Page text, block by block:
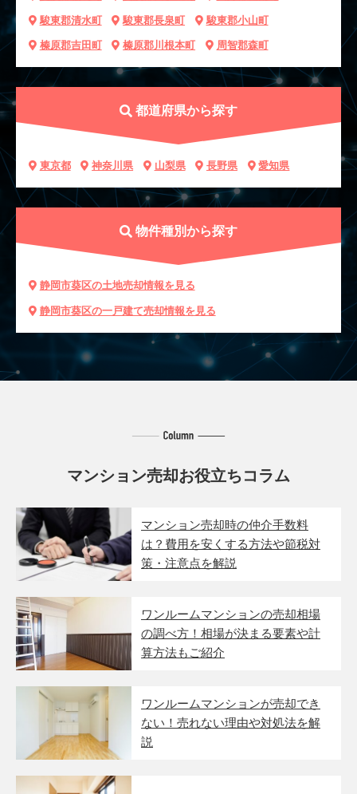
駿東郡清水町 駿東郡長泉町 駿東郡小山町
榛原郡吉田町 榛原郡川根本町 周智郡森町
都道府県から探す
東京都 神奈川県 山梨県 長野県 愛知県
物件種別から探す
静岡市葵区の土地売却情報を見る
静岡市葵区の一戸建て売却情報を見る
マンション売却お役立ちコラム
マンション売却時の仲介手数料
は？費用を安くする方法や節税対
策・注意点を解説
ワンルームマンションの売却相場
の調べ方！相場が決まる要素や計
算方法もご紹介
ワンルームマンションが売却でき
ない！売れない理由や対処法を解
説